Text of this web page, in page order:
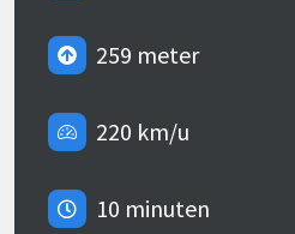
259 meter
220 km/u
10 minuten